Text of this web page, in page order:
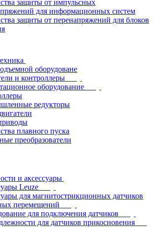
защиты от импульсных
для информационных систем
защиты от перенапряжений для блоков
оборудоване
и контроллеры
оборудование
редукторы
плавного пуска
преобразователи
и аксессуары
Leuze
для магнитострикционных датчиков
перемещений
для подключения датчиков
для датчиков прикосновения